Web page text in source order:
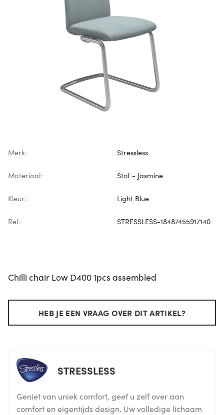
Merk: Stressless
Materiaal: Stof - Jasmine
Kleur: Light Blue
Ref: STRESSLESS-18487455917140
Chilli chair Low D400 1pcs assembled
HEB JE EEN VRAAG OVER DIT ARTIKEL?
STRESSLESS
Geniet van uniek comfort, geef u zelf over aan
comfort en eigentijds design. Uw volledige lichaam